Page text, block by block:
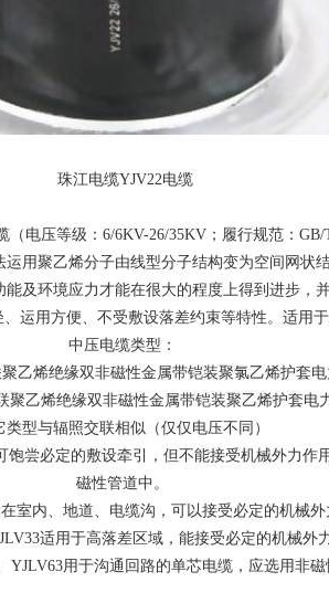
珠江电缆YJV22电缆
电压等级：6/6KV-26/35KV；履行规范：GB/
用聚乙烯分子由线型分子结构变为空间网状
及环境应力才能在很大的程度上得到进步，
运用方便、不受敷设落差约束等特性。适用
中压电缆类型：
乙烯绝缘双非磁性金属带铠装聚氯乙烯护套电
聚乙烯绝缘双非磁性金属带铠装聚乙烯护套电
类型与辐照交联相似（仅仅电压不同）
饱尝必定的敷设牵引，但不能接受机械外力作
磁性管道中。
室内、地道、电缆沟，可以接受必定的机械外
适用于高落差区域，能接受必定的机械外
YJLV63用于沟通回路的单芯电缆，应选用非磁